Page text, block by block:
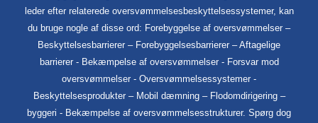
leder efter relaterede oversvømmelsesbeskyttelsessystemer, kan
du bruge nogle af disse ord: Forebyggelse af oversvømmelser –
Beskyttelsesbarrierer – Forebyggelsesbarrierer – Aftagelige
barrierer - Bekæmpelse af oversvømmelser - Forsvar mod
oversvømmelser - Oversvømmelsessystemer -
Beskyttelsesprodukter – Mobil dæmning – Flodomdirigering –
byggeri - Bekæmpelse af oversvømmelsesstrukturer. Spørg dog